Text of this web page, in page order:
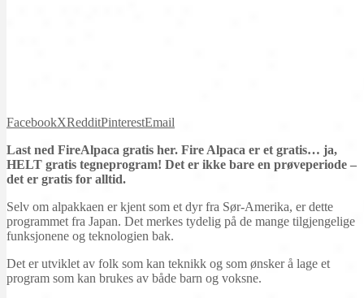
FacebookXRedditPinterestEmail
Last ned FireAlpaca gratis her. Fire Alpaca er et gratis… ja,
HELT gratis tegneprogram! Det er ikke bare en prøveperiode –
det er gratis for alltid.
Selv om alpakkaen er kjent som et dyr fra Sør-Amerika, er dette
programmet fra Japan. Det merkes tydelig på de mange tilgjengelige
funksjonene og teknologien bak.
Det er utviklet av folk som kan teknikk og som ønsker å lage et
program som kan brukes av både barn og voksne.